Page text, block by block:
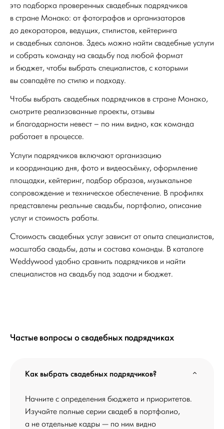
это подборка проверенных свадебных подрядчиков
в стране Монако: от фотографов и организаторов
до декораторов, ведущих, стилистов, кейтеринга
и свадебных салонов. Здесь можно найти свадебные услуги
и собрать команду на свадьбу под любой формат
и бюджет, чтобы выбрать специалистов, с которыми
вы совпадёте по стилю и подходу.
Чтобы выбрать свадебных подрядчиков в стране Монако,
смотрите реализованные проекты, отзывы
и благодарности невест – по ним видно, как команда
работает в процессе.
Услуги подрядчиков включают организацию
и координацию дня, фото и видеосъёмку, оформление
площадки, кейтеринг, подбор образов, музыкальное
сопровождение и техническое обеспечение. В профилях
представлены реальные свадьбы, портфолио, описание
услуг и стоимость работы.
Стоимость свадебных услуг зависит от опыта специалистов,
масштаба свадьбы, даты и состава команды. В каталоге
Weddywood удобно сравнить подрядчиков и найти
специалистов на свадьбу под задачи и бюджет.
Частые вопросы о свадебных подрядчиках
Как выбрать свадебных подрядчиков?
Начните с определения бюджета и приоритетов.
Изучайте полные серии свадеб в портфолио,
а не отдельные кадры — по ним видно